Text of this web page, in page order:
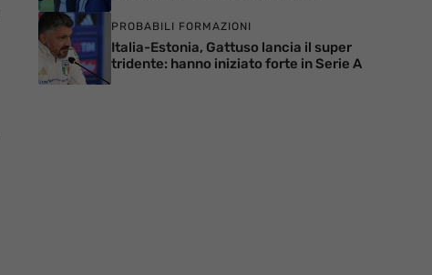
PROBABILI FORMAZIONI
Italia-Estonia, Gattuso lancia il super
tridente: hanno iniziato forte in Serie A